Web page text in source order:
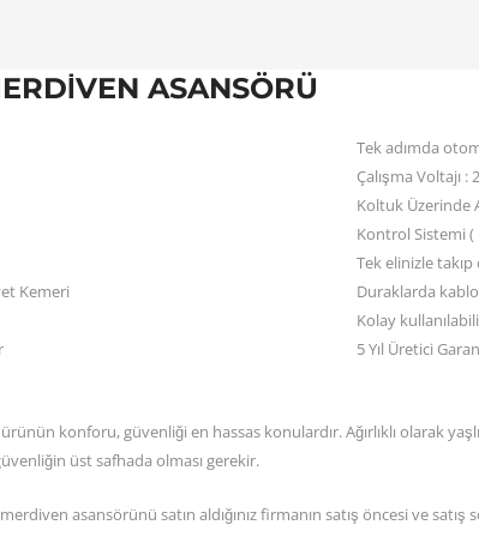
ASANSÖRÜ
Kemeri
Tek adımda
Çalışma Voltajı :
Koltuk Üzerinde
Kontrol Sistemi (
Tek elinizle
Duraklarda
Kolay
5 Yıl Üretici
konforu, güvenliği en hassas konulardır. Ağırlıklı olarak
üst safhada olması gerekir.
asansörünü satın aldığınız firmanın satış öncesi ve